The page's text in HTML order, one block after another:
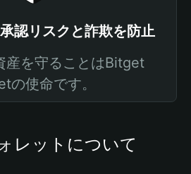
認リスクと詐欺を防止
産を守ることはBitget
の使命です。
レットについて